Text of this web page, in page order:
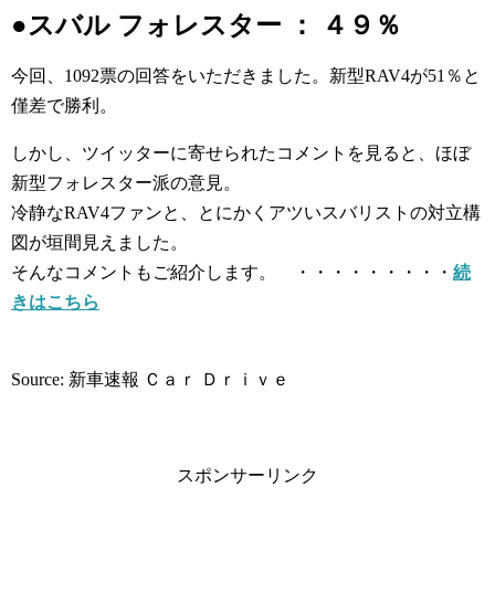
●スバル フォレスター ： ４９％
今回、1092票の回答をいただきました。新型RAV4が51％と
僅差で勝利。
しかし、ツイッターに寄せられたコメントを見ると、ほぼ
新型フォレスター派の意見。
冷静なRAV4ファンと、とにかくアツいスバリストの対立構
図が垣間見えました。
そんなコメントもご紹介します。 ・・・・・・・・・ 続
きはこちら
Source: 新車速報 Ｃａｒ Ｄｒｉｖｅ
スポンサーリンク